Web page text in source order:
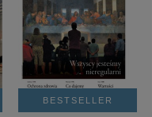
BESTSELLER